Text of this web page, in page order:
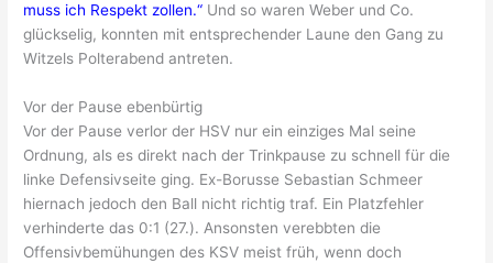
muss ich Respekt zollen.“ Und so waren Weber und Co.
glückselig, konnten mit entsprechender Laune den Gang zu
Witzels Polterabend antreten.
Vor der Pause ebenbürtig
Vor der Pause verlor der HSV nur ein einziges Mal seine
Ordnung, als es direkt nach der Trinkpause zu schnell für die
linke Defensivseite ging. Ex-Borusse Sebastian Schmeer
hiernach jedoch den Ball nicht richtig traf. Ein Platzfehler
verhinderte das 0:1 (27.). Ansonsten verebbten die
Offensivbemühungen des KSV meist früh, wenn doch